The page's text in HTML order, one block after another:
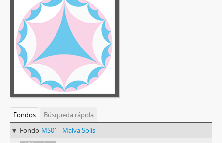
Fondos
Búsqueda rápida
Fondo MS01 - Malva Solís